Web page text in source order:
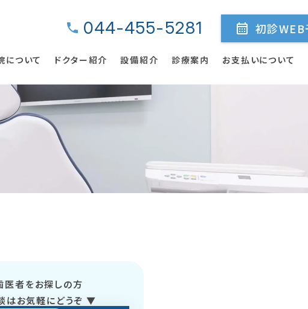
044-455-5281 初診
について ドクター紹介 設備紹介 診療案内 お支払いについて
医者をお探しの方
はお気軽にどうぞ ▼